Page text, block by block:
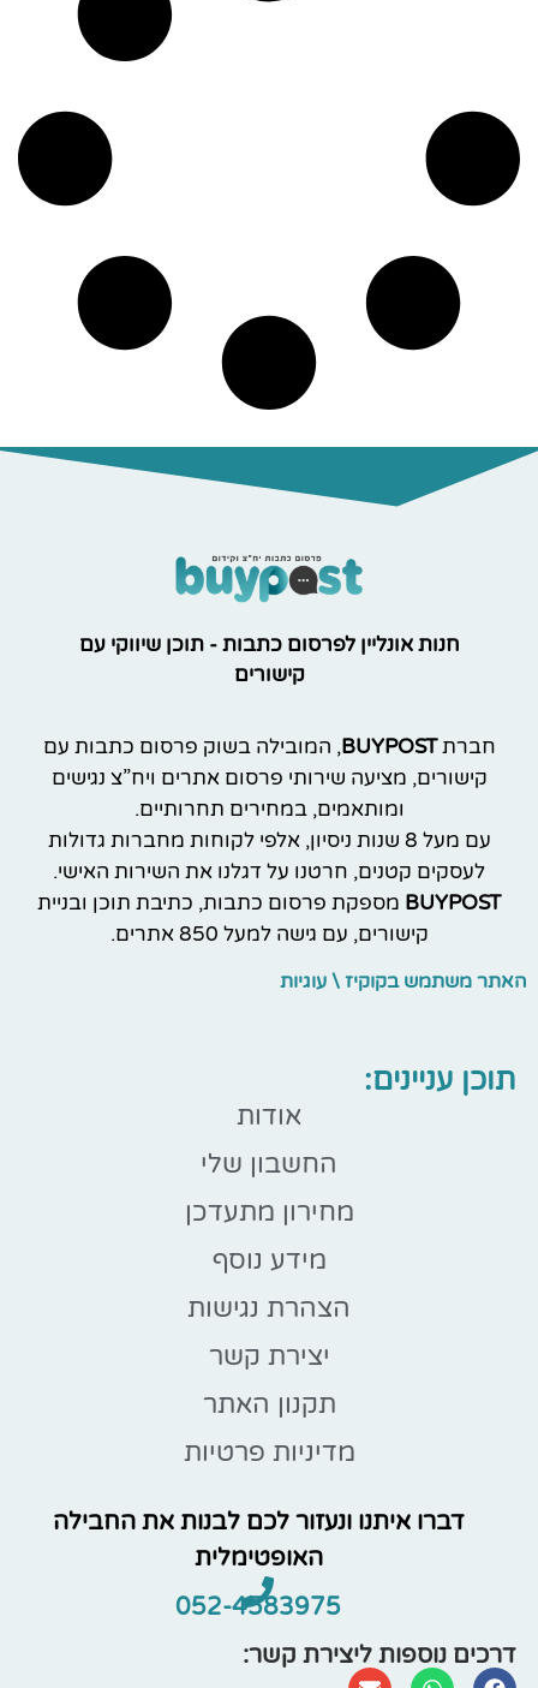
חנות אונליין לפרסום כתבות - תוכן שיווקי עם
קישורים
חברתBUYPOST, המובילה בשוק פרסום כתבות עם
קישורים, מציעה שירותי פרסום אתרים ויח”צ נגישים
ומותאמים, במחירים תחרותיים.
עם מעל 8 שנות ניסיון, אלפי לקוחות מחברות גדולות
לעסקים קטנים, חרטנו על דגלנו את השירות האישי.
BUYPOST מספקת פרסום כתבות, כתיבת תוכן ובניית
קישורים, עם גישה למעל 850 אתרים.
האתר משתמש בקוקיז \ עוגיות
תוכן עניינים:
אודות
החשבון שלי
מחירון מתעדכן
מידע נוסף
הצהרת נגישות
יצירת קשר
תקנון האתר
מדיניות פרטיות
דברו איתנו ונעזור לכם לבנות את החבילה
האופטימלית
052-4583975
דרכים נוספות ליצירת קשר: